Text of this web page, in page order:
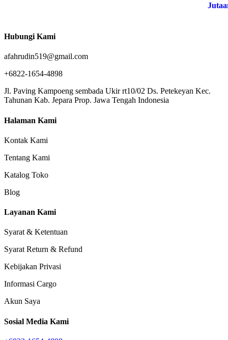
Hubungi Kami
afahrudin519@gmail.com
+6822-1654-4898
Jl. Paving Kampoeng sembada Ukir rt10/02 Ds. Petekeyan Kec.
Tahunan Kab. Jepara Prop. Jawa Tengah Indonesia
Halaman Kami
Kontak Kami
Tentang Kami
Katalog Toko
Blog
Layanan Kami
Syarat & Ketentuan
Syarat Return & Refund
Kebijakan Privasi
Informasi Cargo
Akun Saya
Sosial Media Kami